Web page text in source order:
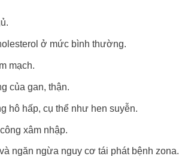
ở mức bình thường.
mạch.
của gan, thận.
hô hấp, cụ thể như hen suyễn.
xâm nhập.
ngăn ngừa nguy cơ tái phát bệnh zona.